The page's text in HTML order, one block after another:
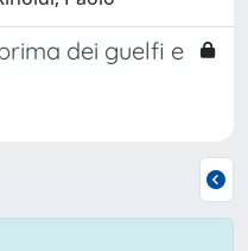
dei guelfi e